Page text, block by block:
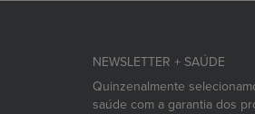
NEWSLETTER + SAÚDE
Quinzenalmente
saúde com a garantia dos